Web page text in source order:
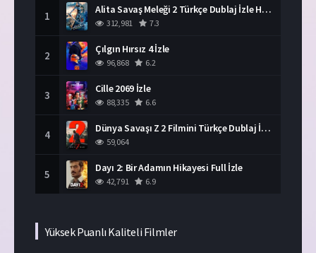
1 Alita Savaş Meleği 2 Türkçe Dublaj İzle HD Film
312,981 7.3
2 Çılgın Hırsız 4 İzle
96,868 6.2
3 Cille 2069 İzle
88,335 6.6
4 Dünya Savaşı Z 2 Filmini Türkçe Dublaj İzle
59,064
5 Dayı 2: Bir Adamın Hikayesi Full İzle
42,791 6.9
Yüksek Puanlı Kaliteli Filmler